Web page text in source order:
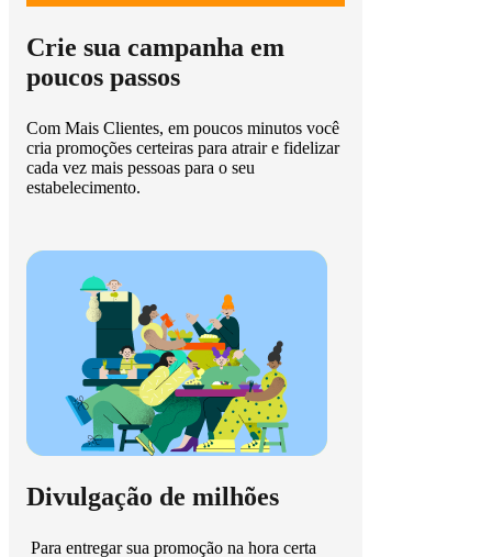
Crie sua campanha em
poucos passos
Com Mais Clientes, em poucos minutos você
cria promoções certeiras para atrair e fidelizar
cada vez mais pessoas para o seu
estabelecimento.
Divulgação de milhões
Para entregar sua promoção na hora certa